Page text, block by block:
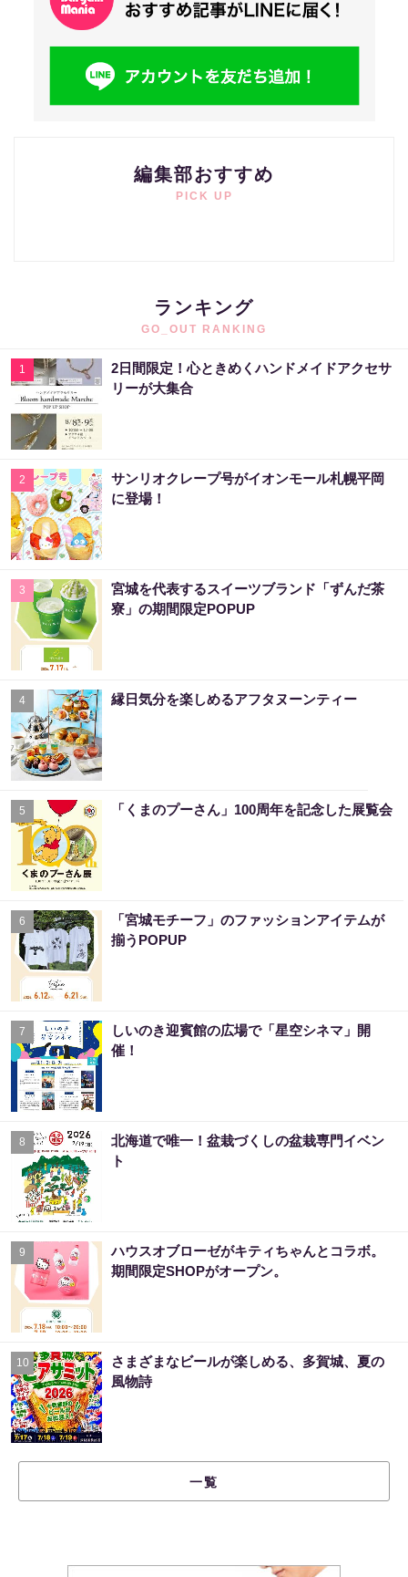
編集部おすすめ
PICK UP
ランキング
GO_OUT RANKING
1
2日間限定！心ときめくハンドメイドアクセサ
リーが大集合
2
サンリオクレープ号がイオンモール札幌平岡
に登場！
3
宮城を代表するスイーツブランド「ずんだ茶
寮」の期間限定POPUP
4 縁日気分を楽しめるアフタヌーンティー
5 「くまのプーさん」100周年を記念した展覧会
6
「宮城モチーフ」のファッションアイテムが
揃うPOPUP
7
しいのき迎賓館の広場で「星空シネマ」開
催！
8
北海道で唯一！盆栽づくしの盆栽専門イベン
ト
9
ハウスオブローゼがキティちゃんとコラボ。
期間限定SHOPがオープン。
10
さまざまなビールが楽しめる、多賀城、夏の
風物詩
一覧